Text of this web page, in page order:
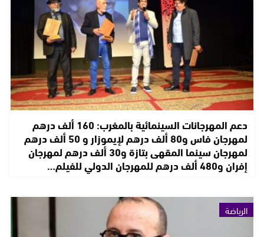
دعم المهرجانات السينمائية بالمغرب: 160 ألف درهم
لمهرجان فاس و80 ألف درهم لإيموزار و 50 ألف درهم
لمهرجان سينما المقهى بتازة و30 ألف درهم لمهرجان
إفران و480 ألف درهم للمهرجان الدولي للفيلم…
الرياضة